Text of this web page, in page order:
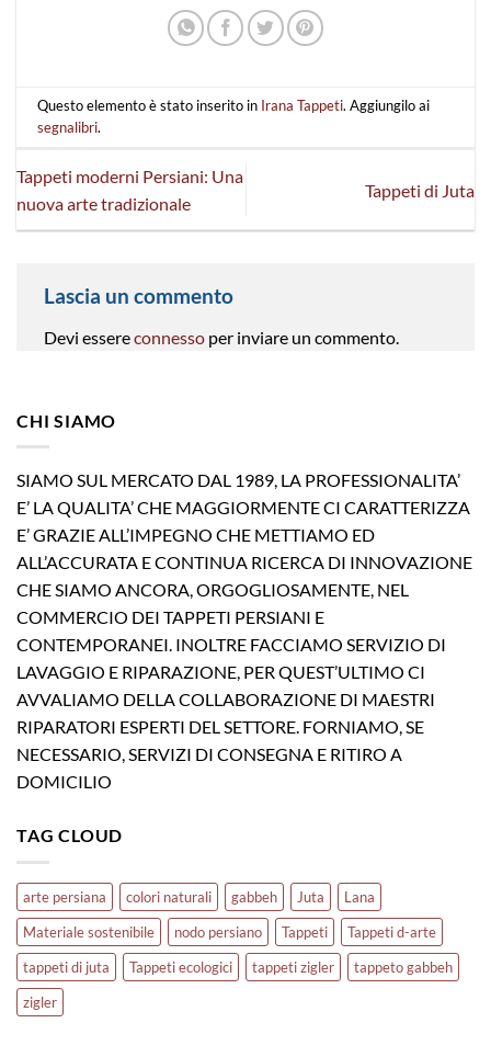
Questo elemento è stato inserito in Irana Tappeti. Aggiungilo ai
segnalibri.
Tappeti moderni Persiani: Una
nuova arte tradizionale
Tappeti di Juta
Lascia un commento
Devi essereconnesso per inviare un commento.
CHI SIAMO
SIAMO SUL MERCATO DAL 1989, LA PROFESSIONALITA’
E’ LA QUALITA’ CHE MAGGIORMENTE CI CARATTERIZZA
E’ GRAZIE ALL’IMPEGNO CHE METTIAMO ED
ALL’ACCURATA E CONTINUA RICERCA DI INNOVAZIONE
CHE SIAMO ANCORA, ORGOGLIOSAMENTE, NEL
COMMERCIO DEI TAPPETI PERSIANI E
CONTEMPORANEI. INOLTRE FACCIAMO SERVIZIO DI
LAVAGGIO E RIPARAZIONE, PER QUEST’ULTIMO CI
AVVALIAMO DELLA COLLABORAZIONE DI MAESTRI
RIPARATORI ESPERTI DEL SETTORE. FORNIAMO, SE
NECESSARIO, SERVIZI DI CONSEGNA E RITIRO A
DOMICILIO
TAG CLOUD
arte persiana colori naturali gabbeh Juta
Lana
Materiale sostenibile
nodo persiano Tappeti
Tappeti d-arte
tappeti di juta
Tappeti ecologici tappeti zigler
tappeto gabbeh
zigler